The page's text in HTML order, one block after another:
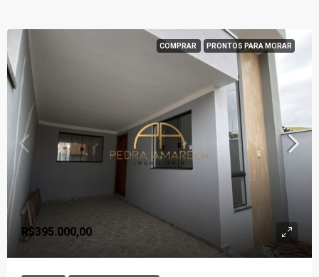
COMPRAR PRONTOS PARA MORAR
R$395.000,00